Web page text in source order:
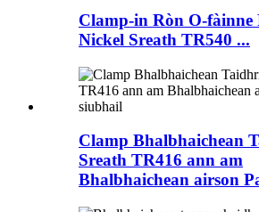
Clamp-in Ròn O-fàinne
Nickel Sreath TR540 ...
Clamp Bhalbhaichean
Sreath TR416 ann am
Bhalbhaichean airson